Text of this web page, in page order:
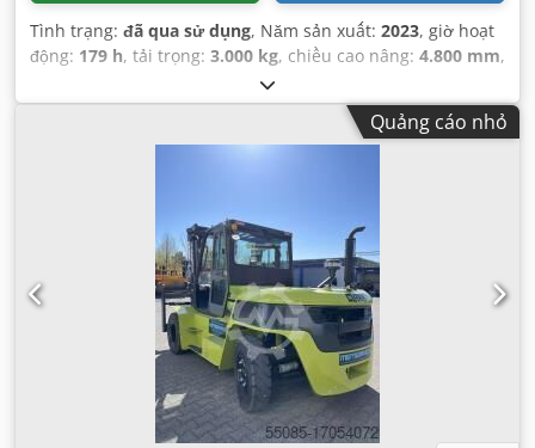
Tình trạng: đã qua sử dụng, Năm sản xuất: 2023, giờ hoạt
động: 179 h, tải trọng: 3.000 kg, chiều cao nâng: 4.800 mm,
, loại nhiên liệu:
triplex, chiều cao xây dựng:2.165 mm, chiều dài càng:
Quảng cáo nhỏ